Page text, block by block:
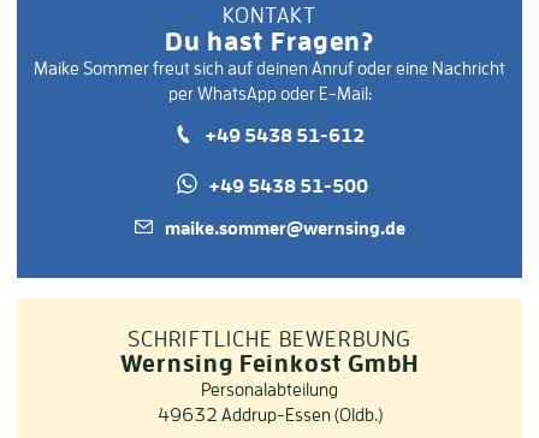
KONTAKT
Du hast Fragen?
Maike Sommer freut sich auf deinen Anruf oder eine Nachricht
per WhatsApp oder E-Mail:
+49 5438 51-612
+49 5438 51-500
maike.sommer@wernsing.de
SCHRIFTLICHE BEWERBUNG
Wernsing Feinkost GmbH
Personalabteilung
49632 Addrup-Essen (Oldb.)